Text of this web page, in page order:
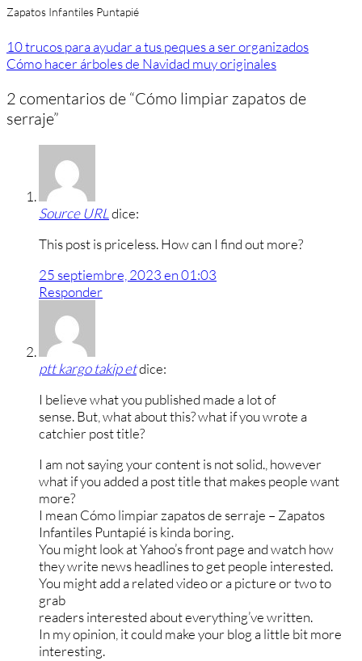
Zapatos Infantiles Puntapié
10 trucos para ayudar a tus peques a ser organizados
Cómo hacer árboles de Navidad muy originales
2 comentarios de “Cómo limpiar zapatos de
serraje”
Source URL dice:
This post is priceless. How can I find out more?
25 septiembre, 2023 en 01:03
Responder
ptt kargo takip etdice:
I believe what you published made a lot of
sense. But, what about this? what if you wrote a
catchier post title?
I am not saying your content is not solid., however
what if you added a post title that makes people want
more?
I mean Cómo limpiar zapatos de serraje – Zapatos
Infantiles Puntapié is kinda boring.
You might look at Yahoo’s front page and watch how
they write news headlines to get people interested.
You might add a related video or a picture or two to
grab
readers interested about everything’ve written.
In my opinion, it could make your blog a little bit more
interesting.